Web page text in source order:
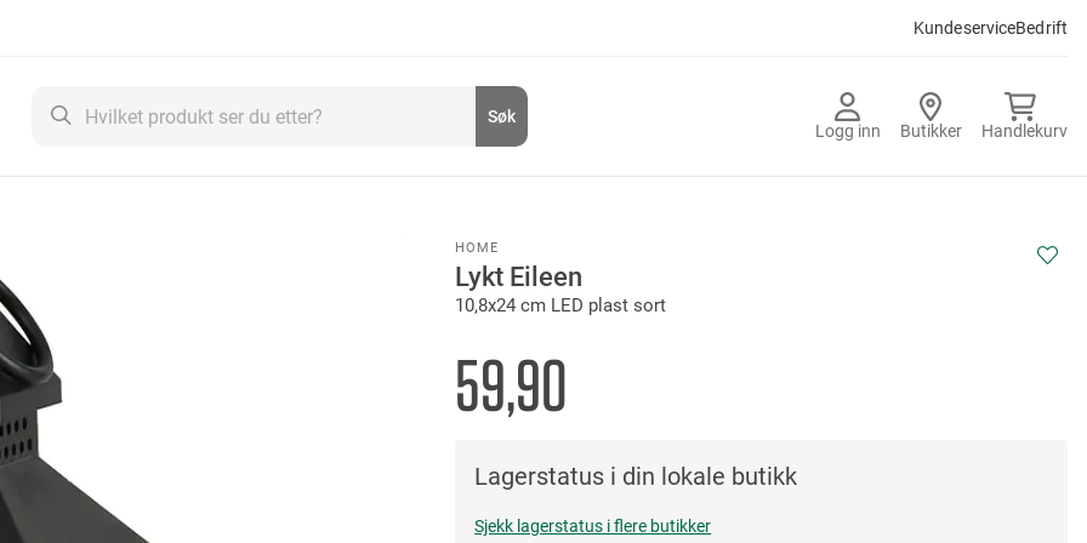
KundeserviceBedrift
Logg inn Butikker Handlekurv
Søk
HOME
Lykt Eileen
10,8x24 cm LED plast sort
59,90
Lagerstatus i din lokale butikk
Sjekk lagerstatus i flere butikker